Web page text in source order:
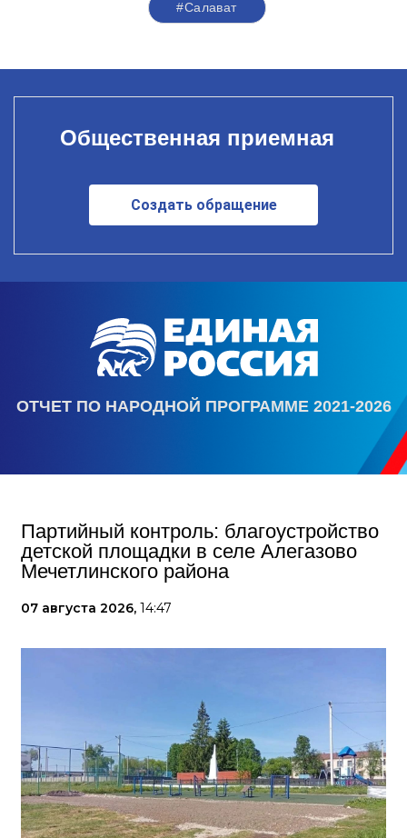
#Салават
Общественная приемная
Создать обращение
ОТЧЕТ ПО НАРОДНОЙ ПРОГРАММЕ 2021-2026
Партийный контроль: благоустройство
детской площадки в селе Алегазово
Мечетлинского района
07 августа 2026, 14:47